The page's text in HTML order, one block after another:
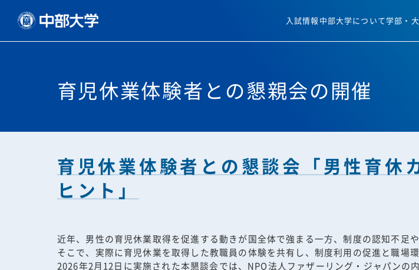
入試情報 中部大学について学部・
育児休業体験者との懇親会の開催
育児休業体験者との懇談会「男性育休
ヒント」
近年、男性の育児休業取得を促進する動きが国全体で強まる一方、制度の認知不足
そこで、実際に育児休業を取得した教職員の体験を共有し、制度利用の促進と職場
2026年2月12日に実施された本懇談会では、NPO法人ファザーリング・ジャパン